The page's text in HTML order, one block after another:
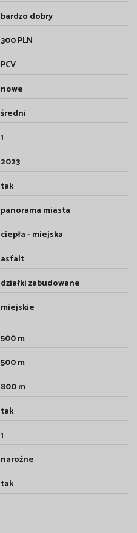
bardzo dobry
300 PLN
PCV
nowe
średni
1
2023
tak
panorama miasta
ciepła - miejska
asfalt
działki zabudowane
miejskie
500 m
500 m
800 m
tak
1
narożne
tak